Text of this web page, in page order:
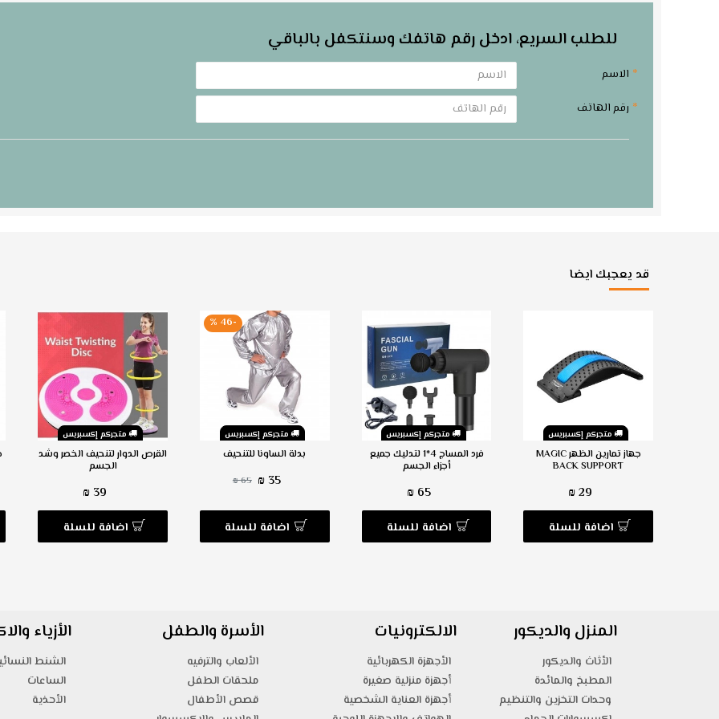
للطلب السريع، ادخل رقم هاتفك وسنتكفل بالباقي
الاسم
رقم الهاتف
قد يعجبك ايضا
متجركم إكسبريس
جهاز تمارين الظهر MAGIC
BACK SUPPORT
29 ₪
اضافة للسلة
متجركم إكسبريس
فرد المساج 4*1 لتدليك جميع
أجزاء الجسم
65 ₪
اضافة للسلة
متجركم إكسبريس
-46 %
بدلة الساونا للتنحيف
35 ₪
65 ₪
اضافة للسلة
متجركم إكسبريس
القرص الدوار لتنحيف الخصر وشد
الجسم
39 ₪
اضافة للسلة
المنزل والديكور
الأثاث والديكور
المطبخ والمائدة
وحدات التخزين والتنظيم
الالكترونيات
الأجهزة الكهربائية
أجهزة منزلية صغيرة
أجهزة العناية الشخصية
الأسرة والطفل
الألعاب والترفيه
ملحقات الطفل
قصص الأطفال
الأزياء
الشنط
الساعات
الأحذية